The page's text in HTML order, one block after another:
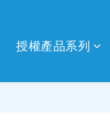
授權產品系列